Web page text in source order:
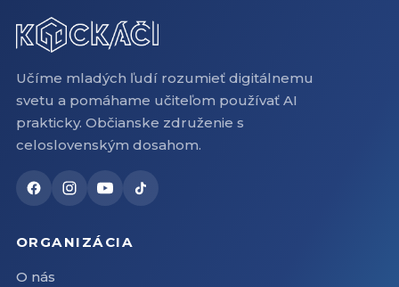
Učíme mladých ľudí rozumieť digitálnemu
svetu a pomáhame učiteľom používať AI
prakticky. Občianske združenie s
celoslovenským dosahom.
ORGANIZÁCIA
O nás